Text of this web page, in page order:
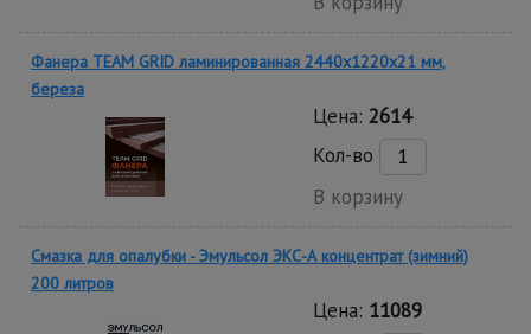
Фанера TEAM GRID ламинированная 2440х1220х21 мм,
береза
Цена: 2614
Кол-во
В корзину
Смазка для опалубки - Эмульсол ЭКС-А концентрат (зимний)
200 литров
Цена: 11089